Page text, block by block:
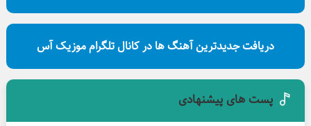
دریافت جدیدترین آهنگ ها در کانال تلگرام موزیک آس
پست های پیشنهادی